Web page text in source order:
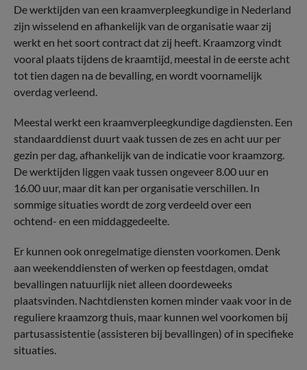
De werktijden van een kraamverpleegkundige in Nederland
zijn wisselend en afhankelijk van de organisatie waar zij
werkt en het soort contract dat zij heeft. Kraamzorg vindt
vooral plaats tijdens de kraamtijd, meestal in de eerste acht
tot tien dagen na de bevalling, en wordt voornamelijk
overdag verleend.
Meestal werkt een kraamverpleegkundige dagdiensten. Een
standaarddienst duurt vaak tussen de zes en acht uur per
gezin per dag, afhankelijk van de indicatie voor kraamzorg.
De werktijden liggen vaak tussen ongeveer 8.00 uur en
16.00 uur, maar dit kan per organisatie verschillen. In
sommige situaties wordt de zorg verdeeld over een
ochtend- en een middaggedeelte.
Er kunnen ook onregelmatige diensten voorkomen. Denk
aan weekenddiensten of werken op feestdagen, omdat
bevallingen natuurlijk niet alleen doordeweeks
plaatsvinden. Nachtdiensten komen minder vaak voor in de
reguliere kraamzorg thuis, maar kunnen wel voorkomen bij
partusassistentie (assisteren bij bevallingen) of in specifieke
situaties.